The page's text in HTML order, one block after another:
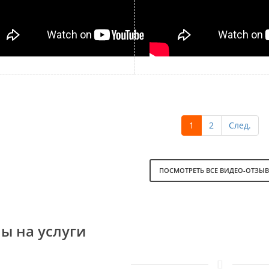
1 2 След.
ПОСМОТРЕТЬ ВСЕ ВИДЕО-
на услуги